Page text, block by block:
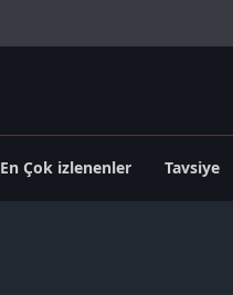
En Çok izlenenler Tavsiye